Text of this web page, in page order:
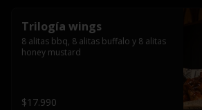
Trilogía wings
8 alitas bbq, 8 alitas buffalo y 8 alitas
honey mustard
$17.990